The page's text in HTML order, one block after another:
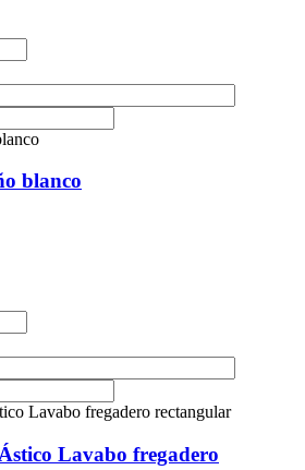
blanco
Lavabo fregadero